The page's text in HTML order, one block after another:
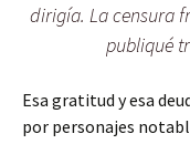
dirigía. La censura
publiqué
Esa gratitud y esa
por personajes